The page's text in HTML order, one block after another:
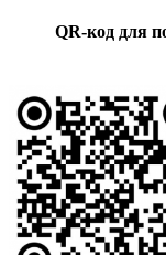
QR-код для